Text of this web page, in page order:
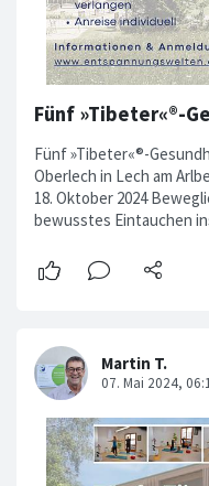
Fünf »Tibeter«®-
Fünf »Tibeter«®-
Oberlech in Lech am
18. Oktober 2024
bewusstes Eintauchen